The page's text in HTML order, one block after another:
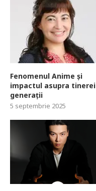
Fenomenul Anime și
impactul asupra tinerei
generații
5 septembrie 2025